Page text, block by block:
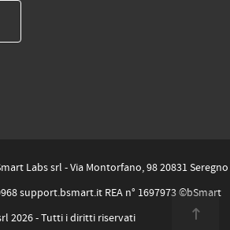
apre in un’altra scheda)
apre in un’altra scheda)
Labs srl - Via Montorfano, 98 20831 Seregno
support.bsmart.it REA n° 1697973 ©bSmart
2026 - Tutti i diritti riservati